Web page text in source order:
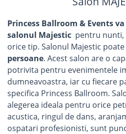
Princess Ballroom & Events
salonul Majestic pentru nunti,
orice tip. Salonul Majestic
persoane. Acest salon are o
potrivita pentru evenimentele
dumneavoastra, iar cu fiecare
specifica Princess Ballroom.
alegerea ideala pentru orice
acustica, ringul de dans,
ospatari profesionisti, sunt